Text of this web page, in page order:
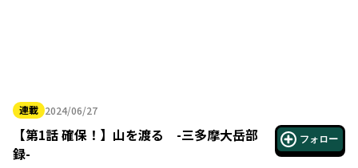
連載 2024/06/27
2024年06月27日
【第1話 確保！ 】 山を渡る -三多摩大岳部
録-
フォロー